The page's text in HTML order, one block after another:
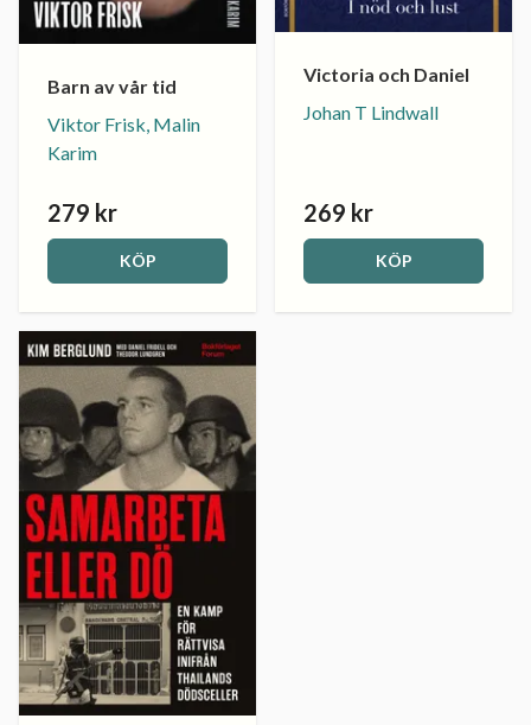
Barn av vår tid
Viktor Frisk, Malin
Karim
279 kr
KÖP
Victoria och Daniel
Johan T Lindwall
269 kr
KÖP